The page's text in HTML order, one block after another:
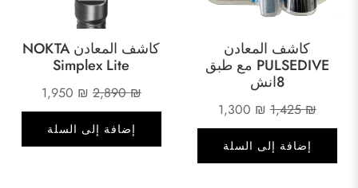
كاشف المعادن NOKTA
Simplex Lite
2,890₪
السعر
الأصلي
هو:
1,950 ₪
الحالي
إضافة إلى السلة
كاشف المعادن
PULSEDIVE مع طبق
8انش
1,425₪
السعر
الأصلي
هو:
1,300 ₪
الحالي
إضافة إلى السلة